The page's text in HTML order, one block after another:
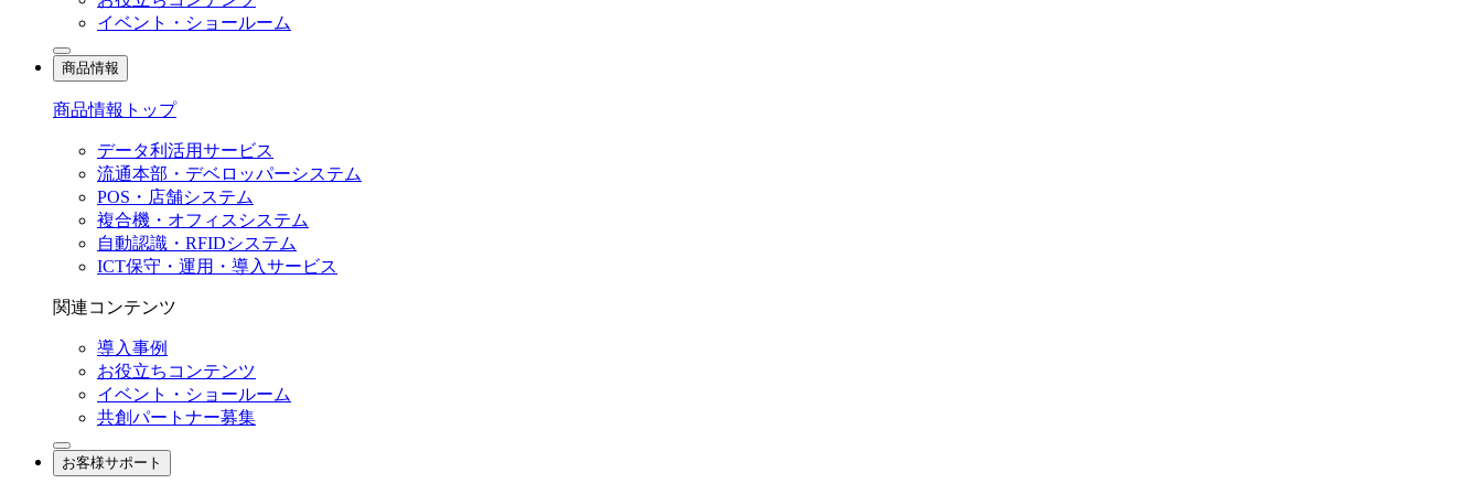
イベント・ショールーム
商品情報
商品情報トップ
データ利活用サービス
流通本部・デベロッパーシステム
POS・店舗システム
複合機・オフィスシステム
自動認識・RFIDシステム
ICT保守・運用・導入サービス
関連コンテンツ
導入事例
お役立ちコンテンツ
イベント・ショールーム
共創パートナー募集
お客様サポート